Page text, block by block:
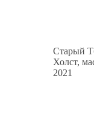
Старый
Холст,
2021